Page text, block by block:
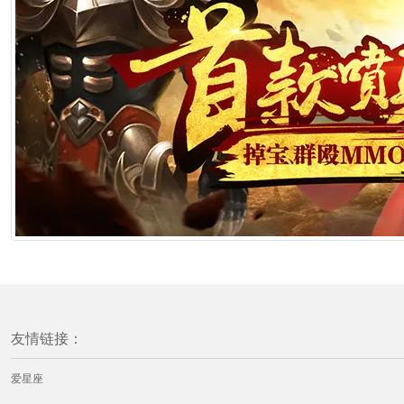
友情链接：
爱星座